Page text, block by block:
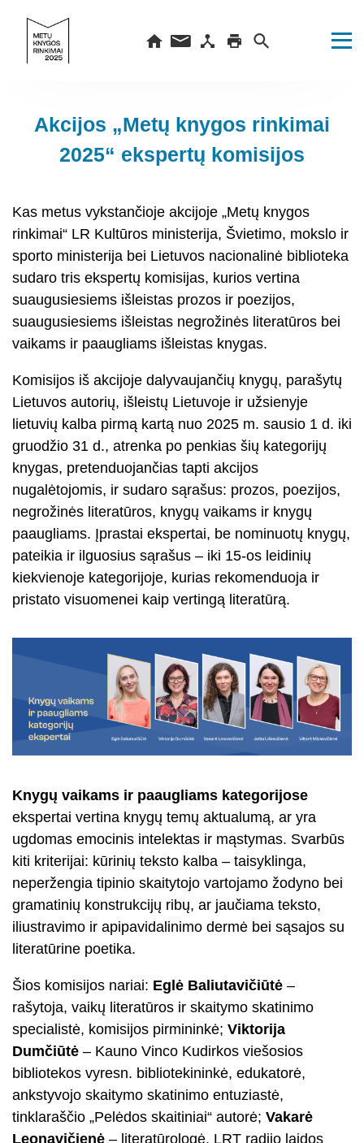
Akcijos „Metų knygos rinkimai
2025“ ekspertų komisijos
Kas metus vykstančioje akcijoje „Metų knygos
rinkimai“ LR Kultūros ministerija, Švietimo, mokslo ir
sporto ministerija bei Lietuvos nacionalinė biblioteka
sudaro tris ekspertų komisijas, kurios vertina
suaugusiesiems išleistas prozos ir poezijos,
suaugusiesiems išleistas negrožinės literatūros bei
vaikams ir paaugliams išleistas knygas.
Komisijos iš akcijoje dalyvaujančių knygų, parašytų
Lietuvos autorių, išleistų Lietuvoje ir užsienyje
lietuvių kalba pirmą kartą nuo 2025 m. sausio 1 d. iki
gruodžio 31 d., atrenka po penkias šių kategorijų
knygas, pretenduojančias tapti akcijos
nugalėtojomis, ir sudaro sąrašus: prozos, poezijos,
negrožinės literatūros, knygų vaikams ir knygų
paaugliams. Įprastai ekspertai, be nominuotų knygų,
pateikia ir ilguosius sąrašus – iki 15-os leidinių
kiekvienoje kategorijoje, kurias rekomenduoja ir
pristato visuomenei kaip vertingą literatūrą.
Knygų vaikams ir paaugliams kategorijose
ekspertai vertina knygų temų aktualumą, ar yra
ugdomas emocinis intelektas ir mąstymas. Svarbūs
kiti kriterijai: kūrinių teksto kalba – taisyklinga,
neperžengia tipinio skaitytojo vartojamo žodyno bei
gramatinių konstrukcijų ribų, ar jaučiama teksto,
iliustravimo ir apipavidalinimo dermė bei sąsajos su
literatūrine poetika.
Šios komisijos nariai: Eglė Baliutavičiūtė –
rašytoja, vaikų literatūros ir skaitymo skatinimo
specialistė, komisijos pirmininkė; Viktorija
Dumčiūtė – Kauno Vinco Kudirkos viešosios
bibliotekos vyresn. bibliotekininkė, edukatorė,
ankstyvojo skaitymo skatinimo entuziastė,
tinklaraščio „Pelėdos skaitiniai“ autorė; Vakarė
Leonavičienė – literatūrologė, LRT radijo laidos